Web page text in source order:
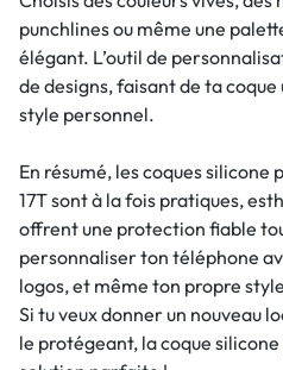
punchlines ou même une
élégant. L’outil de
de designs, faisant de ta
style personnel.
En résumé, les coques
17T sont à la fois pratiques,
offrent une protection fiable
personnaliser ton téléphone
logos, et même ton propre
Si tu veux donner un nouveau
le protégeant, la coque